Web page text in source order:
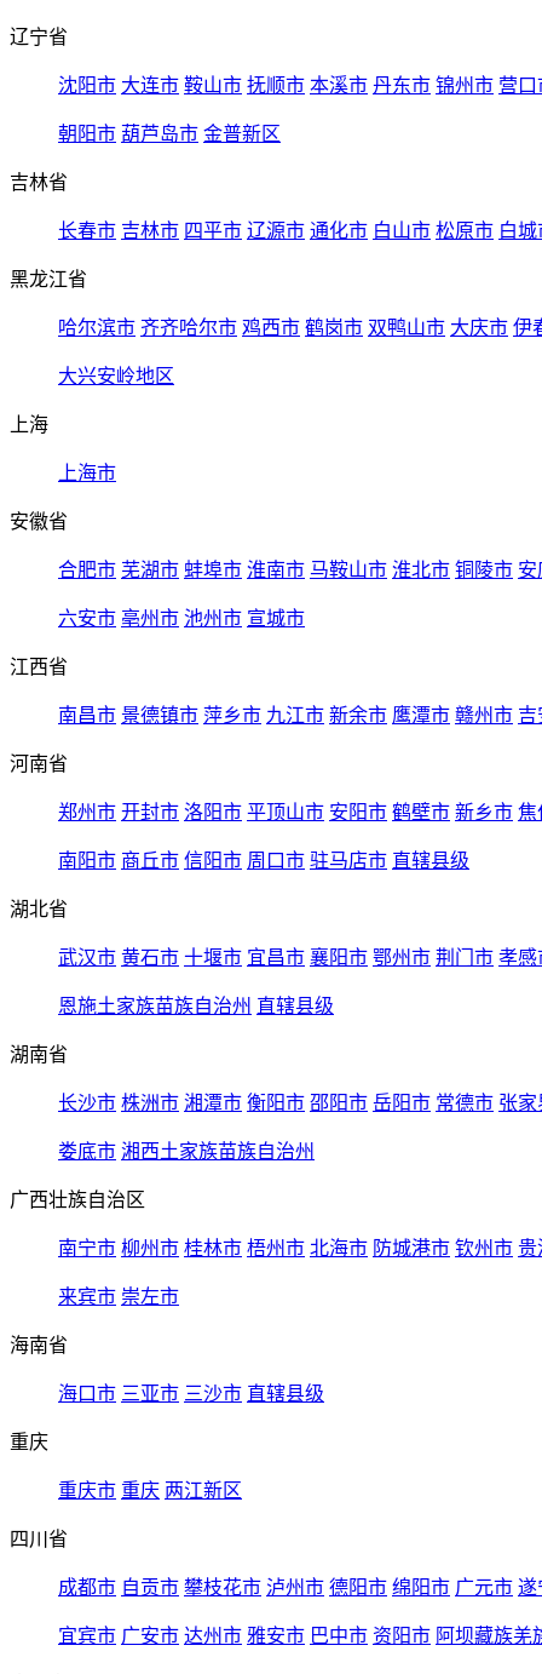
辽宁省
沈阳市 大连市 鞍山市 抚顺市 本溪市 丹东市 锦州市 营口
朝阳市 葫芦岛市 金普新区
吉林省
长春市 吉林市 四平市 辽源市 通化市 白山市 松原市 白城
黑龙江省
哈尔滨市 齐齐哈尔市 鸡西市 鹤岗市 双鸭山市 大庆市 伊
大兴安岭地区
上海
上海市
安徽省
合肥市 芜湖市 蚌埠市 淮南市 马鞍山市 淮北市 铜陵市 安
六安市 亳州市 池州市 宣城市
江西省
南昌市 景德镇市 萍乡市 九江市 新余市 鹰潭市 赣州市 吉
河南省
郑州市 开封市 洛阳市 平顶山市 安阳市 鹤壁市 新乡市 焦
南阳市 商丘市 信阳市 周口市 驻马店市 直辖县级
湖北省
武汉市 黄石市 十堰市 宜昌市 襄阳市 鄂州市 荆门市 孝感
恩施土家族苗族自治州 直辖县级
湖南省
长沙市 株洲市 湘潭市 衡阳市 邵阳市 岳阳市 常德市 张家
娄底市 湘西土家族苗族自治州
广西壮族自治区
南宁市 柳州市 桂林市 梧州市 北海市 防城港市 钦州市 贵
来宾市 崇左市
海南省
海口市 三亚市 三沙市 直辖县级
重庆
重庆市 重庆 两江新区
四川省
成都市 自贡市 攀枝花市 泸州市 德阳市 绵阳市 广元市 遂
宜宾市 广安市 达州市 雅安市 巴中市 资阳市 阿坝藏族羌